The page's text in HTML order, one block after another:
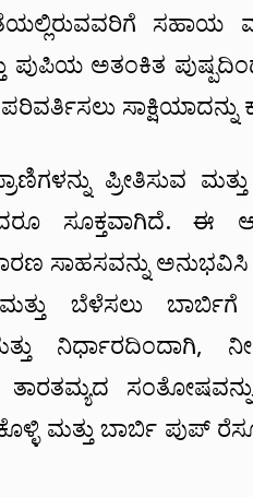
ಸಹಾಯ
ಪುಪಿಯ ಅತಂಕಿತ
ಸಾಕ್ಷಿಯಾದನ್ನು
ಪ್ರೀತಿಸುವ
ಸೂಕ್ತವಾಗಿದೆ. ಈ
ಸಾಹಸವನ್ನು ಅನುಭವಿಸಿ
ಮತ್ತು ಬೆಳೆಸಲು
ನಿರ್ಧಾರದಿಂದಾಗಿ,
ಸಂತೋಷವನ್ನು
ಮತ್ತು ಬಾರ್ಬಿ ಪುಪ್